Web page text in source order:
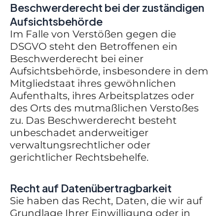
Beschwerde­recht bei der zuständigen
Aufsichts­behörde
Im Falle von Verstößen gegen die
DSGVO steht den Betroffenen ein
Beschwerderecht bei einer
Aufsichtsbehörde, insbesondere in dem
Mitgliedstaat ihres gewöhnlichen
Aufenthalts, ihres Arbeitsplatzes oder
des Orts des mutmaßlichen Verstoßes
zu. Das Beschwerderecht besteht
unbeschadet anderweitiger
verwaltungsrechtlicher oder
gerichtlicher Rechtsbehelfe.
Recht auf Daten­übertrag­barkeit
Sie haben das Recht, Daten, die wir auf
Grundlage Ihrer Einwilligung oder in